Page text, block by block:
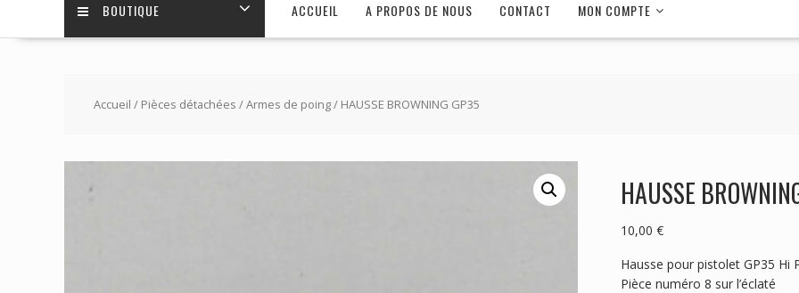
BOUTIQUE ACCUEIL A PROPOS DE NOUS CONTACT MON COMPTE
Accueil / Pièces détachées /Armes de poing/ HAUSSE BROWNING GP35
HAUSSE
10,00 €
Hausse pour pistolet GP35 Hi
Pièce numéro 8 sur l’éclaté